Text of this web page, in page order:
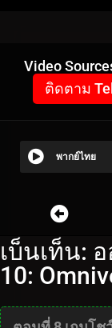
Video
ติดตาม
พากย์ไทย
เบ็นเท็น:
10: